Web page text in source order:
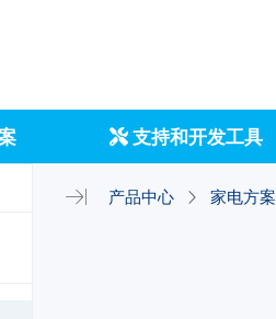
支持和开发工具
产品中心 家电方案